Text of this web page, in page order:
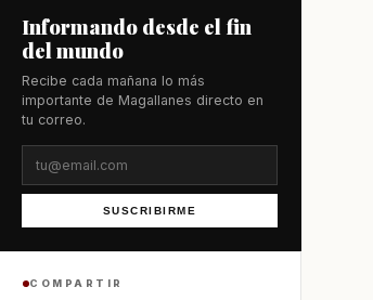
Informando desde el fin
del mundo
Recibe cada mañana lo más
importante de Magallanes directo en
tu correo.
SUSCRIBIRME
COMPARTIR